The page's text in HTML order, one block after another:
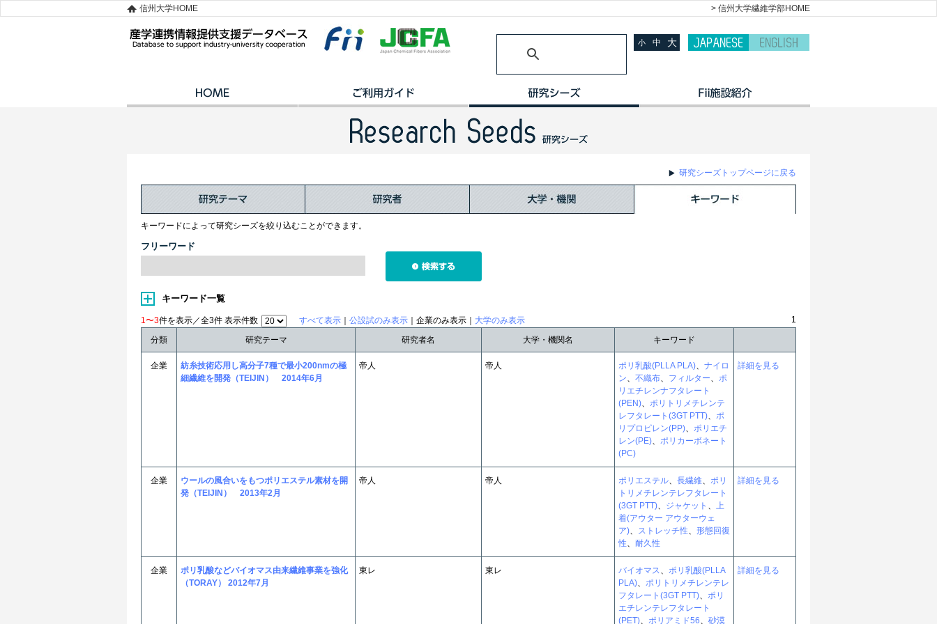
> 信州大学繊維学部HOME
信州大学HOME
小 中 大
研究シーズトップページに戻る
キーワードによって研究シーズを絞り込むことができます。
フリーワード
キーワード一覧
1〜3件を表示／全3件 表示件数 すべて表示 公設試のみ表示 ｜企業のみ表示｜ 大学のみ表示 1
分類 研究テーマ 研究者名 大学・機関名 キーワード
企業
紡糸技術応用し高分子7種で最小200nmの極
細繊維を開発（TEIJIN） 2014年6月
帝人 帝人 ポリ乳酸(PLLA PLA)、 ナイロ
ン、 不織布、 フィルター、 ポ
リエチレンナフタレート
(PEN)、 ポリトリメチレンテ
レフタレート(3GT PTT)、 ポ
リプロピレン(PP)、 ポリエチ
レン(PE)、 ポリカーボネート
(PC)
詳細を見る
企業
ウールの風合いをもつポリエステル素材を開
発（TEIJIN） 2013年2月
帝人 帝人 ポリエステル、 長繊維、 ポリ
トリメチレンテレフタレート
(3GT PTT)、 ジャケット 、 上
着(アウター アウターウェ
ア)、 ストレッチ性、 形態回復
性、 耐久性
詳細を見る
企業
ポリ乳酸などバイオマス由来繊維事業を強化
（TORAY） 2012年7月
東レ 東レ バイオマス、 ポリ乳酸(PLLA
PLA)、 ポリトリメチレンテレ
フタレート(3GT PTT)、 ポリ
エチレンテレフタレート
(PET)、 ポリアミド56、 砂漠
詳細を見る